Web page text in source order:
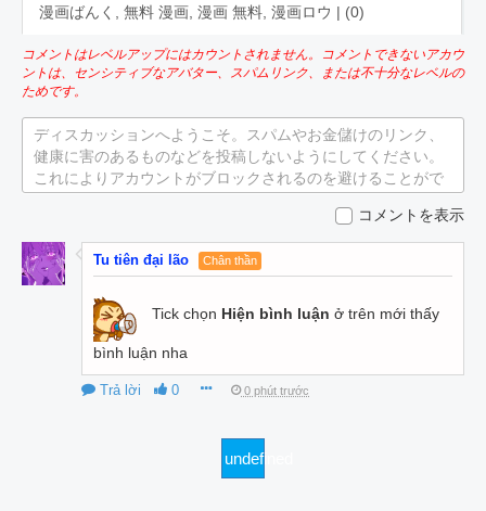
漫画ばんく, 無料 漫画, 漫画 無料, 漫画ロウ | (0)
コメントはレベルアップにはカウントされません。コメントできないアカウ
ントは、センシティブなアバター、スパムリンク、または不十分なレベルの
ためです。
ディスカッションへようこそ。スパムやお金儲けのリンク、
健康に害のあるものなどを投稿しないようにしてください。
これによりアカウントがブロックされるのを避けることがで
コメントを表示
Tu tiên đại lão Chân thần
Tick chọn Hiện bình luận ở trên mới thấy
bình luận nha
Trả lời 0 0 phút trước
undefined